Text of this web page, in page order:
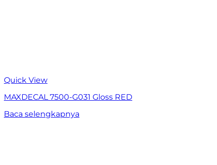
Quick View
MAXDECAL 7500-G031 Gloss RED
Baca selengkapnya